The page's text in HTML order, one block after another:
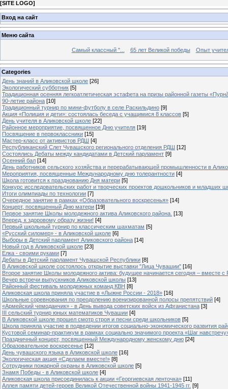
[SITE LOGO]
Вход на сайт
Меню сайта
Самый классный "... 65 лет Великой победы Опыт
Categories
День знаний в Аликовской школе [26]
Экологический субботник [5]
Традиционная осенняя легкоатлетическая эстафета на призы районной газеты
90-летие района [10]
Традиционный турнир по мини-футболу в селе Раскильдино [9]
Акция «Полиция и дети»: состоялась беседа с учащимися 8 классов [5]
День учителя в Аликовской школе [22]
Районное мероприятие, посвященное Дню учителя [19]
Посвящение в первоклассники [15]
Мастер-класс от активистов РДШ [4]
Республиканский Слет Чувашского регионального отделения РДШ [12]
Состоялись Дебаты между кандидатами в Детский парламент [9]
Осенний бал [14]
День работников сельского хозяйства и перерабатывающей промышленности в
Мероприятия, посвященные Международному дню толерантности [4]
Школа готовится к празднованию Дня матери [5]
Конкурс исследовательских работ и творческих проектов дошкольников и младших
Итоги олимпиады по технологии [7]
Очередное занятие в рамках «Образовательного воскресенья» [14]
Концерт, посвященный Дню матери [19]
Первое занятие Школы молодежного актива Аликовского района. [13]
Вперед, к здоровому образу жизни! [4]
Первый школьный турнир по классическим шахматам [5]
«Русский силомер» - в Аликовской школе [6]
Выборы в Детский парламент Аликовского района [14]
Новый год в Аликовской школе [23]
Елка - своими руками [7]
Дебаты в Детский парламент Чувашской Республики [8]
В Аликовской школе состоялось открытие выставки "Лица Чувашии" [16]
Второе занятие Школы молодежного актива: будущее начинается сегодня – вместе
Вечер встречи выпускников Аликовской школы [13]
Районный фестиваль молодежных команд КВН [8]
Аликовская школа приняла участие в «Лыжне России - 2018» [16]
Школьные соревнования по преодолению военизированной полосы препятствий [4]
«Армейский чемоданчик» - в День вывода советских войск из Афганистана [3]
III сельский турнир юных математиков Чувашии [4]
В Аликовской школе прошел смотр строя и песни среди школьников [5]
Школа приняла участие в подведении итогов социально-экономического развития
Кустовой семинар-практикум в рамках социально значимого проекта «Шаг
Праздничный концерт, посвященный Международному женскому дню [24]
Образовательное воскресенье [12]
День чувашского языка в Аликовской школе [16]
Экологическая акция «Сделаем вместе!» [8]
Сотрудники пожарной охраны в Аликовской школе [5]
Знамя Победы - в Аликовской школе [4]
Аликовская школа присоединилась к акции «Георгиевская ленточка» [11]
Аллея памяти детей-героев Великой Отечественной войны 1941-1945 гг. [9]